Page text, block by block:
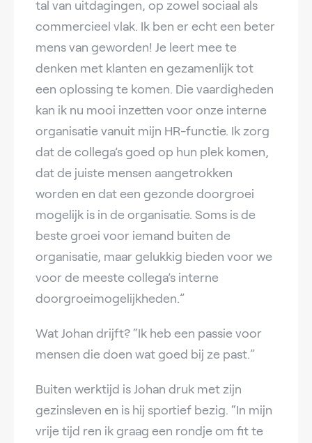
tal van uitdagingen, op zowel sociaal als
commercieel vlak. Ik ben er echt een beter
mens van geworden! Je leert mee te
denken met klanten en gezamenlijk tot
een oplossing te komen. Die vaardigheden
kan ik nu mooi inzetten voor onze interne
organisatie vanuit mijn HR-functie. Ik zorg
dat de collega’s goed op hun plek komen,
dat de juiste mensen aangetrokken
worden en dat een gezonde doorgroei
mogelijk is in de organisatie. Soms is de
beste groei voor iemand buiten de
organisatie, maar gelukkig bieden voor we
voor de meeste collega’s interne
doorgroeimogelijkheden.”
Wat Johan drijft? “Ik heb een passie voor
mensen die doen wat goed bij ze past.”
Buiten werktijd is Johan druk met zijn
gezinsleven en is hij sportief bezig. “In mijn
vrije tijd ren ik graag een rondje om fit te